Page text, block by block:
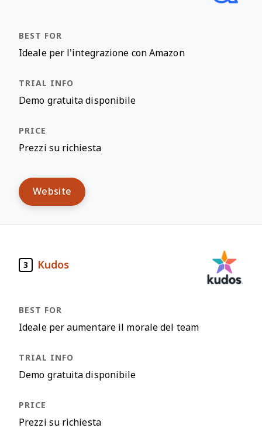
Ideale per l’integrazione con Amazon
Demo gratuita disponibile
Prezzi su richiesta
Website
3 Kudos
Ideale per aumentare il morale del team
Demo gratuita disponibile
Prezzi su richiesta